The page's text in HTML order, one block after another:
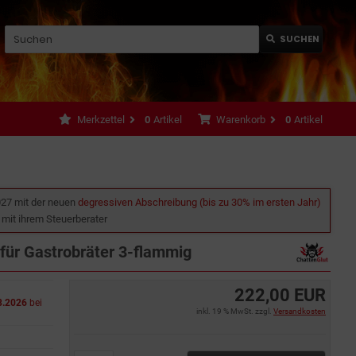
SUCHEN
Warenkorb 0 Artikel
Merkzettel 0 Artikel
mit der neuen degressiven Abschreibung (bis zu 30% im ersten Jahr)
ihrem Steuerberater
Gastrobräter 3-flammig
222,00 EUR
inkl. 19 % MwSt. zzgl. Versandkosten
bei